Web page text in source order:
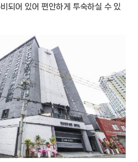
되어 있어 편안하게 투숙하실 수 있